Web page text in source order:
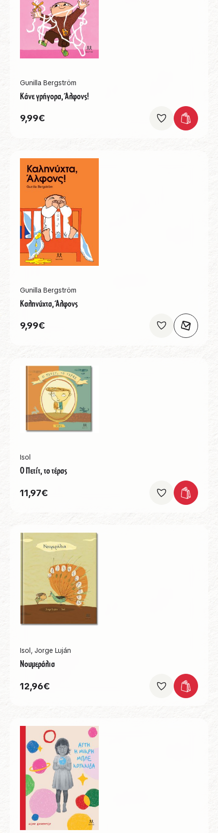
Gunilla Bergström
Κάνε γρήγορα, Άλφονς!
9,99€
Gunilla Bergström
Καληνύχτα, Άλφονς
9,99€
Isol
Ο Πετίτ, το τέρας
11,97€
Isol , Jorge Luján
Νουμεράλια
12,96€